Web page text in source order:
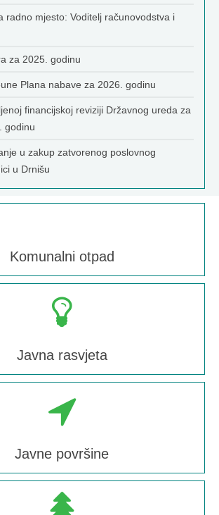
radno mjesto: Voditelj računovodstva i
za 2025. godinu
Plana nabave za 2026. godinu
financijskoj reviziji Državnog ureda za
godinu
u zakup zatvorenog poslovnog
u Drnišu
Komunalni otpad
Javna rasvjeta
Javne površine